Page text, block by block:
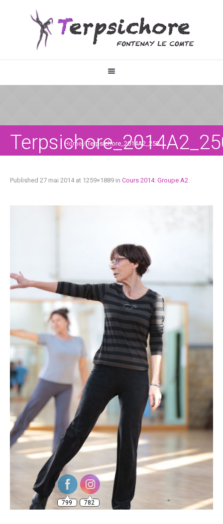
Home /Terpsichore_2014A2_250
Published 27 mai 2014at 1259×1889 in Cours 2014: Groupe A2.
799 782